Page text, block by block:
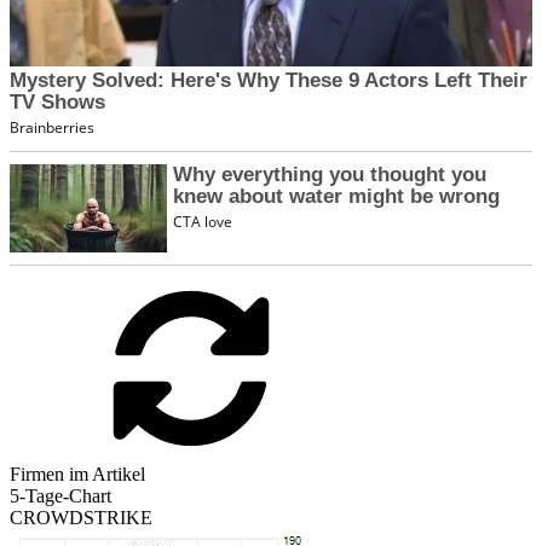
Firmen im Artikel
5-Tage-Chart
CROWDSTRIKE